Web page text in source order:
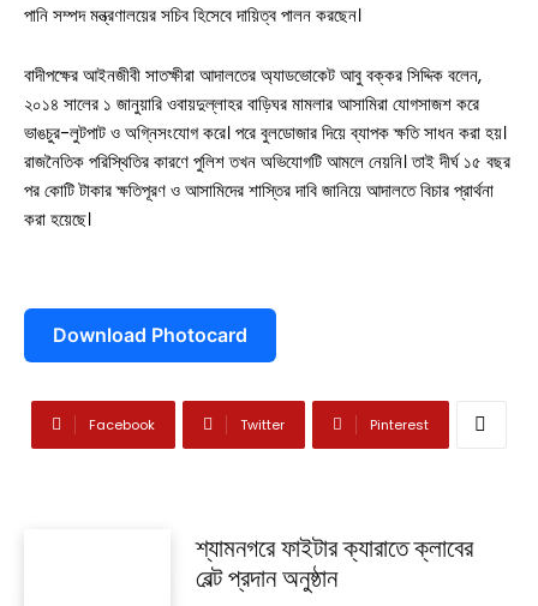
সাতক্ষীরা সদর
আশাশুনি
দেবহাটা
শ্যামনগর
আন্তর্জাতিক
পানি সম্পদ মন্ত্রণালয়ের সচিব হিসেবে দায়িত্ব পালন করছেন।
বাদীপক্ষের আইনজীবী সাতক্ষীরা আদালতের অ্যাডভোকেট আবু বক্কর সিদ্দিক বলেন,
২০১৪ সালের ১ জানুয়ারি ওবায়দুল্লাহর বাড়িঘর মামলার আসামিরা যোগসাজশ করে
ভাঙচুর-লুটপাট ও অগ্নিসংযোগ করে। পরে বুলডোজার দিয়ে ব্যাপক ক্ষতি সাধন করা হয়।
রাজনৈতিক পরিস্থিতির কারণে পুলিশ তখন অভিযোগটি আমলে নেয়নি। তাই দীর্ঘ ১৫ বছর
পর কোটি টাকার ক্ষতিপূরণ ও আসামিদের শাস্তির দাবি জানিয়ে আদালতে বিচার প্রার্থনা
করা হয়েছে।
Download Photocard
Facebook Twitter Pinterest
শ্যামনগরে ফাইটার ক্যারাতে ক্লাবের
বেল্ট প্রদান অনুষ্ঠান